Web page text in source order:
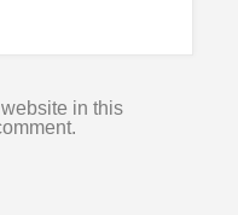
in this